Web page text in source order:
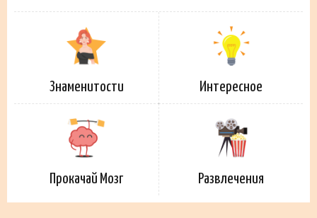
Знаменитости Интересное
Прокачай Мозг Развлечения